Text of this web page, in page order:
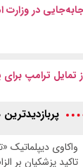
تمایل ترامپ برای
واکاوی دیپلماتیک
تاکید پزشکیان بر